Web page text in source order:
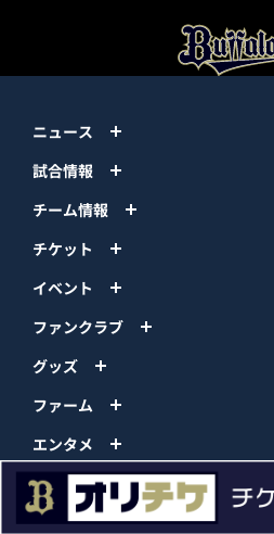
ニュース
試合情報
チーム情報
チケット
イベント
ファンクラブ
グッズ
ファーム
エンタメ
スタジアム
スポンサー